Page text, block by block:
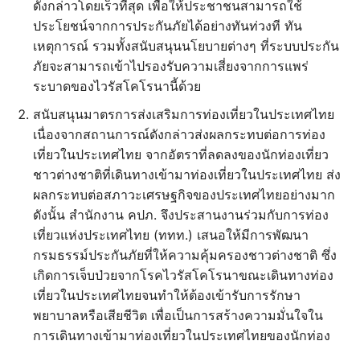
ดังกล่าวโดยเร็วที่สุด เพื่อให้ประชาชนสามารถใช้
ประโยชน์จากการประกันภัยได้อย่างทันท่วงที ทัน
เหตุการณ์ รวมทั้งสนับสนุนนโยบายต่างๆ ที่ระบบประกัน
ภัยจะสามารถเข้าไปรองรับความเสี่ยงจากการแพร่
ระบาดของไวรัสโคโรนานี้ด้วย
สนับสนุนมาตรการส่งเสริมการท่องเที่ยวในประเทศไทย
เนื่องจากสถานการณ์ดังกล่าวส่งผลกระทบต่อการท่อง
เที่ยวในประเทศไทย จากอัตราที่ลดลงของนักท่องเที่ยว
ชาวต่างชาติที่เดินทางเข้ามาท่องเที่ยวในประเทศไทย ส่ง
ผลกระทบต่อสภาวะเศรษฐกิจของประเทศไทยอย่างมาก
ดังนั้น สำนักงาน คปภ. จึงประสานงานร่วมกับการท่อง
เที่ยวแห่งประเทศไทย (ททท.) เสนอให้มีการพัฒนา
กรมธรรม์ประกันภัยที่ให้ความคุ้มครองชาวต่างชาติ ซึ่ง
เกิดการเจ็บป่วยจากโรคไวรัสโคโรนาขณะเดินทางท่อง
เที่ยวในประเทศไทยจนทำให้ต้องเข้ารับการรักษา
พยาบาลหรือเสียชีวิต เพื่อเป็นการสร้างความมั่นใจใน
การเดินทางเข้ามาท่องเที่ยวในประเทศไทยของนักท่อง